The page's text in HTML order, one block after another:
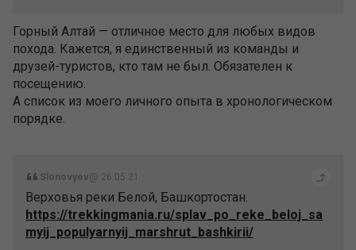
Горный Алтай — отличное место для любых видов
похода. Кажется, я единственный из команды и
друзей-туристов, кто там не был. Обязателен к
посещению.
А список из моего личного опыта в хронологическом
порядке.
Slonovyev@ 26.05.21
Верховья реки Белой, Башкортостан.
https://trekkingmania.ru/splav_po_reke_beloj_sa
myij_populyarnyij_marshrut_bashkirii/